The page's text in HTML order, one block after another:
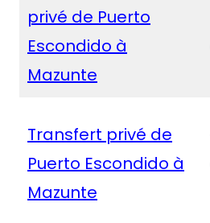
privé de Puerto
Escondido à
Mazunte
Transfert privé de
Puerto Escondido à
Mazunte